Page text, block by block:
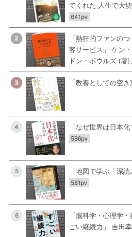
てくれた 人生で大
641pv
2
「熱狂的ファンの
客サービス」 ケン
ドン・ボウルズ (著
3 「教養としての空
4 「なぜ世界は日本
586pv
5 「地図で学ぶ「深
581pv
6
「脳科学・心理学
ごい継続力」 吉田